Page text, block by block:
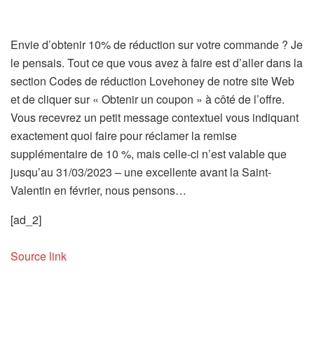
Envie d’obtenir 10% de réduction sur votre commande ? Je
le pensais. Tout ce que vous avez à faire est d’aller dans la
section Codes de réduction Lovehoney de notre site Web
et de cliquer sur « Obtenir un coupon » à côté de l’offre.
Vous recevrez un petit message contextuel vous indiquant
exactement quoi faire pour réclamer la remise
supplémentaire de 10 %, mais celle-ci n’est valable que
jusqu’au 31/03/2023 – une excellente avant la Saint-
Valentin en février, nous pensons…
[ad_2]
Source link